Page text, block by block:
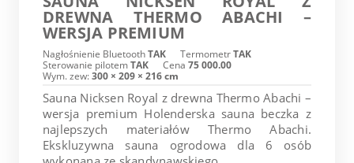
DREWNA THERMO ABACHI –
WERSJA PREMIUM
Nagłośnienie BluetoothTAK TermometrTAK
Sterowanie pilotemTAK Cena 75 000.00
Wym. zew:300 × 209 × 216 cm
Sauna Nicksen Royal z drewna Thermo Abachi –
wersja premium Holenderska sauna beczka z
najlepszych materiałów Thermo Abachi.
Ekskluzywna sauna ogrodowa dla 6 osób